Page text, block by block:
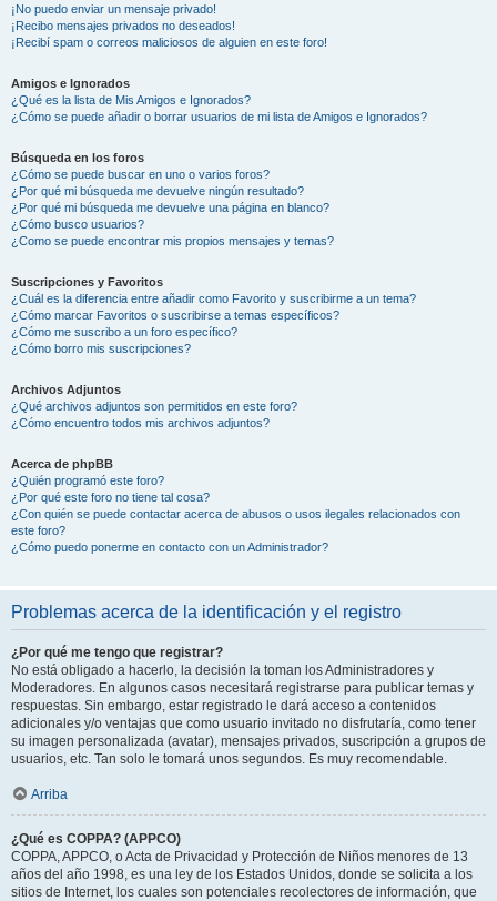
¡No puedo enviar un mensaje privado!
¡Recibo mensajes privados no deseados!
¡Recibí spam o correos maliciosos de alguien en este foro!
Amigos e Ignorados
¿Qué es la lista de Mis Amigos e Ignorados?
¿Cómo se puede añadir o borrar usuarios de mi lista de Amigos e Ignorados?
Búsqueda en los foros
¿Cómo se puede buscar en uno o varios foros?
¿Por qué mi búsqueda me devuelve ningún resultado?
¿Por qué mi búsqueda me devuelve una página en blanco?
¿Cómo busco usuarios?
¿Como se puede encontrar mis propios mensajes y temas?
Suscripciones y Favoritos
¿Cuál es la diferencia entre añadir como Favorito y suscribirme a un tema?
¿Cómo marcar Favoritos o suscribirse a temas específicos?
¿Cómo me suscribo a un foro específico?
¿Cómo borro mis suscripciones?
Archivos Adjuntos
¿Qué archivos adjuntos son permitidos en este foro?
¿Cómo encuentro todos mis archivos adjuntos?
Acerca de phpBB
¿Quién programó este foro?
¿Por qué este foro no tiene tal cosa?
¿Con quién se puede contactar acerca de abusos o usos ilegales relacionados con
este foro?
¿Cómo puedo ponerme en contacto con un Administrador?
Problemas acerca de la identificación y el registro
¿Por qué me tengo que registrar?
No está obligado a hacerlo, la decisión la toman los Administradores y
Moderadores. En algunos casos necesitará registrarse para publicar temas y
respuestas. Sin embargo, estar registrado le dará acceso a contenidos
adicionales y/o ventajas que como usuario invitado no disfrutaría, como tener
su imagen personalizada (avatar), mensajes privados, suscripción a grupos de
usuarios, etc. Tan solo le tomará unos segundos. Es muy recomendable.
Arriba
¿Qué es COPPA? (APPCO)
COPPA, APPCO, o Acta de Privacidad y Protección de Niños menores de 13
años del año 1998, es una ley de los Estados Unidos, donde se solicita a los
sitios de Internet, los cuales son potenciales recolectores de información, que